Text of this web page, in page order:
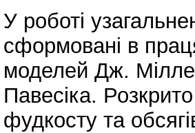
У роботі
сформовані в
моделей Дж.
Павесіка.
фудкосту та